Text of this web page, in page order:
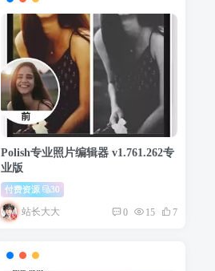
Polish专业照片编辑器 v1.761.262专
业版
付费资源 30
站长大大 0 15 7